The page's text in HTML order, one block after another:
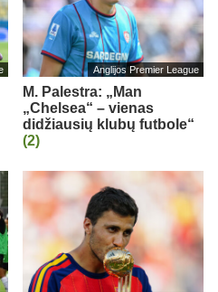
Anglijos Premier League
M. Palestra: „Man
„Chelsea“ – vienas
didžiausių klubų futbole“
(2)